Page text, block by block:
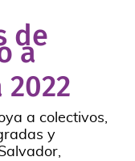
de
a
a colectivos,
y